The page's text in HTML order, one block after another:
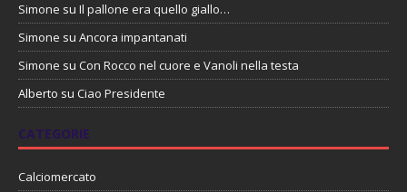
Simone su Il pallone era quello giallo…
Simone su Ancora impantanati
Simone su Con Rocco nel cuore e Vanoli nella testa
Alberto su Ciao Presidente
CATEGORIE
Calciomercato